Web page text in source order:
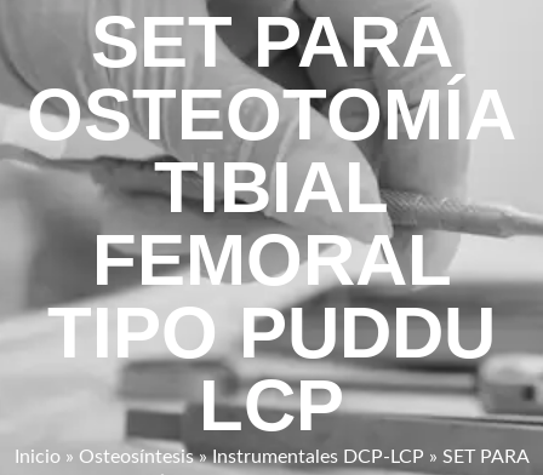
SET PARA
OSTEOTOMÍA
TIBIAL
FEMORAL
TIPO PUDDU
LCP
Inicio» Osteosíntesis»Instrumentales DCP-LCP » SET PARA